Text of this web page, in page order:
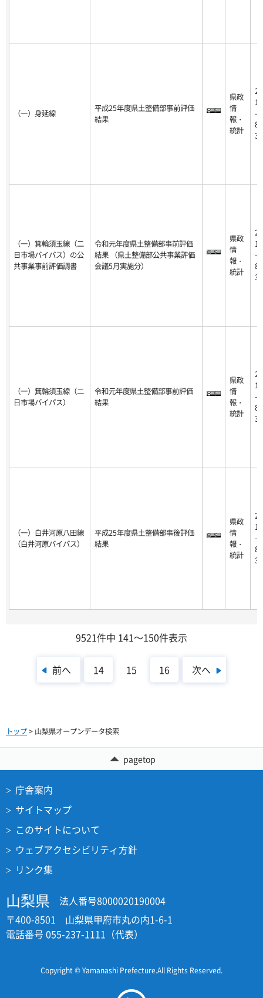
（一）身延線
平成25年度県土整備部事前評価
結果
県政
情
報・
統計
20
18
-0
8-
31
（一）箕輪須玉線（二
日市場バイパス）の公
共事業事前評価調書
令和元年度県土整備部事前評価
結果 （県土整備部公共事業評価
会議5月実施分）
県政
情
報・
統計
20
18
-0
8-
31
（一）箕輪須玉線（二
日市場バイパス）
令和元年度県土整備部事前評価
結果
県政
情
報・
統計
20
18
-0
8-
31
（一）白井河原八田線
（白井河原バイパス）
平成25年度県土整備部事後評価
結果
県政
情
報・
統計
20
18
-0
8-
31
9521件中 141～150件表示
前へ 14 15 16 次へ
トップ> 山梨県オープンデータ検索
pagetop
庁舎案内
サイトマップ
このサイトについて
ウェブアクセシビリティ方針
リンク集
山梨県
法人番号8000020190004
〒400-8501 山梨県甲府市丸の内1-6-1
電話番号 055-237-1111（代表）
Copyright © Yamanashi Prefecture.All Rights Reserved.